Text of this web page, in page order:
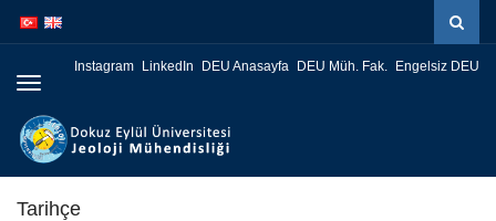
atla
atla
Instagram LinkedIn DEU Anasayfa DEU Müh. Fak.
Engelsiz DEU
Menüye
Tarihçe